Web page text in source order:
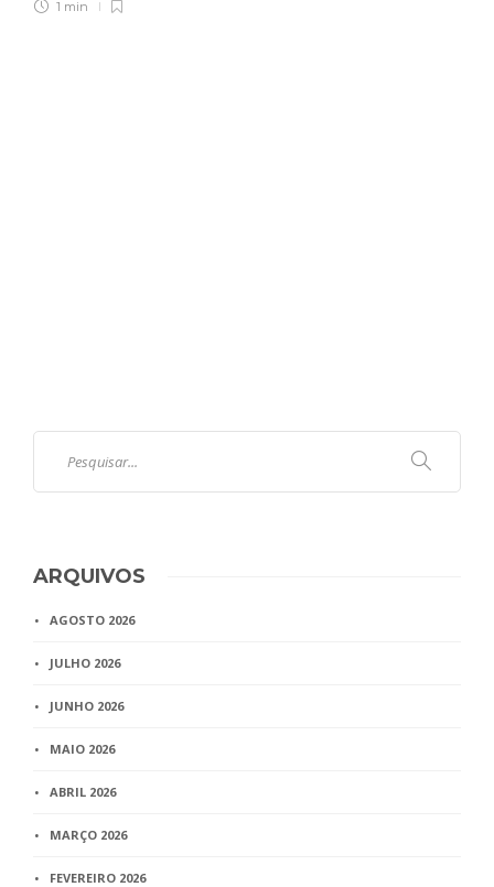
1 min
ARQUIVOS
AGOSTO 2026
JULHO 2026
JUNHO 2026
MAIO 2026
ABRIL 2026
MARÇO 2026
FEVEREIRO 2026